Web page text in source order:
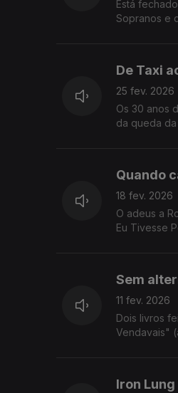
Está
Sopranos e
De Taxi
25 fev. 2026
Os 30 anos
da queda
Quando
18 fev. 2026
O adeus a
Eu Tivesse
Sem
11 fev. 2026
Dois livros
Vendavais"
Iron